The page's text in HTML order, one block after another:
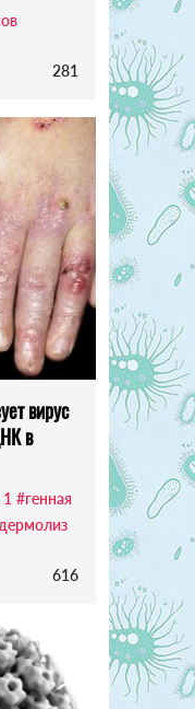
281
вирус
в
#генная
616